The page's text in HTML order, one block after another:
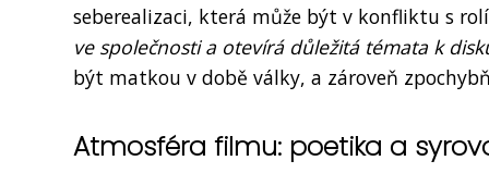
seberealizaci, která může být v konfliktu s
ve společnosti a otevírá důležitá témata k
být matkou v době války, a zároveň
Atmosféra filmu: poetika a